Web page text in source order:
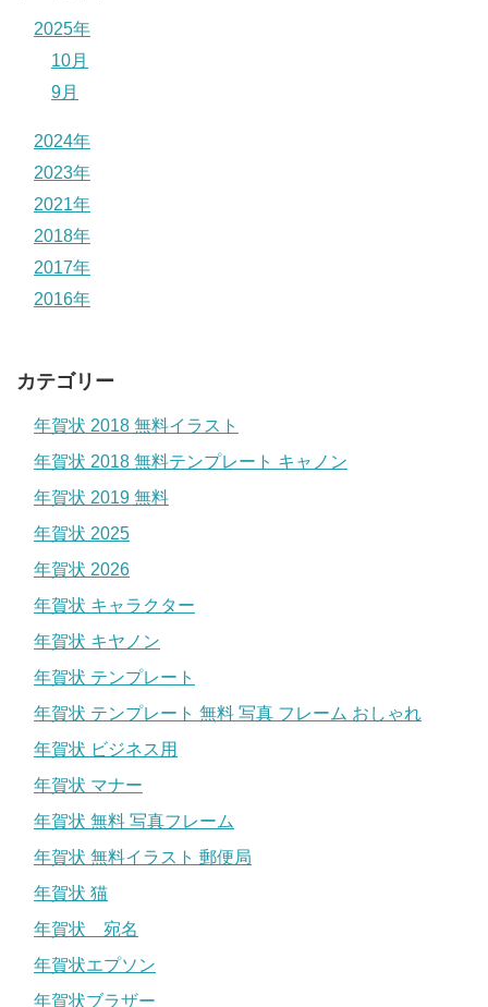
2025年
10月
9月
2024年
2023年
2021年
2018年
2017年
2016年
カテゴリー
年賀状 2018 無料イラスト
年賀状 2018 無料テンプレート キャノン
年賀状 2019 無料
年賀状 2025
年賀状 2026
年賀状 キャラクター
年賀状 キヤノン
年賀状 テンプレート
年賀状 テンプレート 無料 写真 フレーム おしゃれ
年賀状 ビジネス用
年賀状 マナー
年賀状 無料 写真フレーム
年賀状 無料イラスト 郵便局
年賀状 猫
年賀状 宛名
年賀状エプソン
年賀状ブラザー